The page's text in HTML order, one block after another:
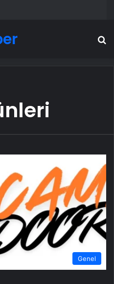
Genel